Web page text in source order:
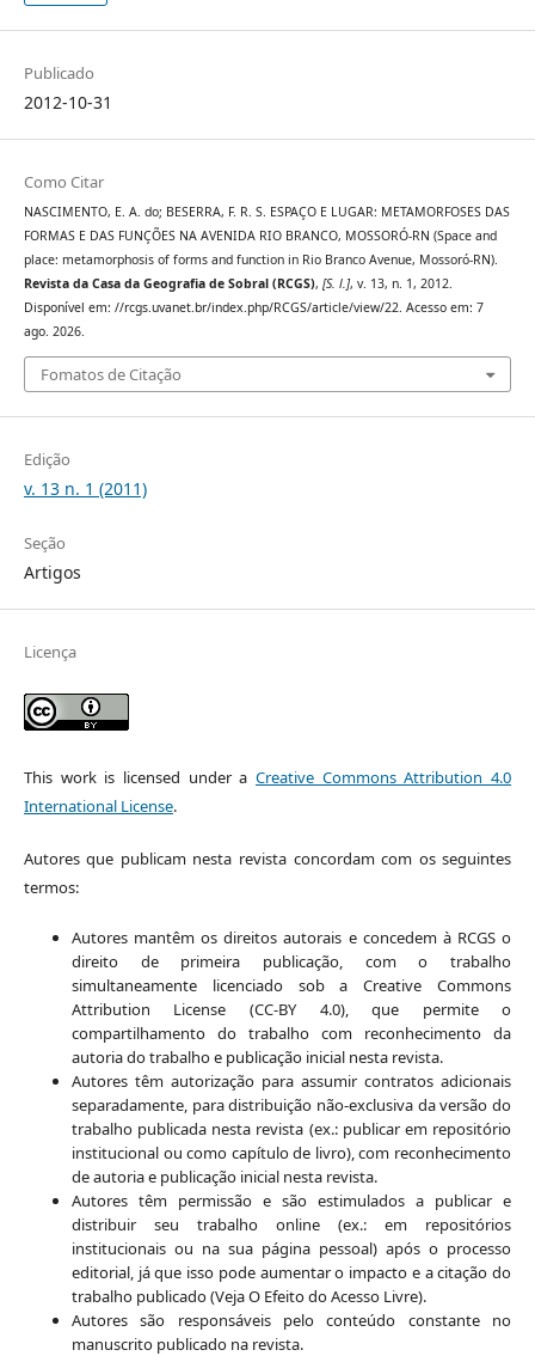
Publicado
2012-10-31
Como Citar
NASCIMENTO, E. A. do; BESERRA, F. R. S. ESPAÇO E LUGAR: METAMORFOSES DAS
FORMAS E DAS FUNÇÕES NA AVENIDA RIO BRANCO, MOSSORÓ-RN (Space and
place: metamorphosis of forms and function in Rio Branco Avenue, Mossoró-RN).
Revista da Casa da Geografia de Sobral (RCGS), [S. l.], v. 13, n. 1, 2012.
Disponível em: //rcgs.uvanet.br/index.php/RCGS/article/view/22. Acesso em: 7
ago. 2026.
Fomatos de Citação
Edição
v. 13 n. 1 (2011)
Seção
Artigos
Licença
This work is licensed under aCreative Commons Attribution 4.0
International License.
Autores que publicam nesta revista concordam com os seguintes
termos:
Autores mantêm os direitos autorais e concedem à RCGS o
direito de primeira publicação, com o trabalho
simultaneamente licenciado sob a Creative Commons
Attribution License (CC-BY 4.0), que permite o
compartilhamento do trabalho com reconhecimento da
autoria do trabalho e publicação inicial nesta revista.
Autores têm autorização para assumir contratos adicionais
separadamente, para distribuição não-exclusiva da versão do
trabalho publicada nesta revista (ex.: publicar em repositório
institucional ou como capítulo de livro), com reconhecimento
de autoria e publicação inicial nesta revista.
Autores têm permissão e são estimulados a publicar e
distribuir seu trabalho online (ex.: em repositórios
institucionais ou na sua página pessoal) após o processo
editorial, já que isso pode aumentar o impacto e a citação do
trabalho publicado (Veja O Efeito do Acesso Livre).
Autores são responsáveis pelo conteúdo constante no
manuscrito publicado na revista.